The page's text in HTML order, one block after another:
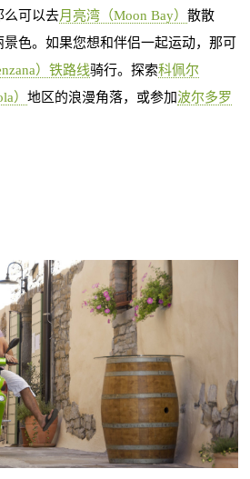
么可以去月亮湾（Moon Bay） 散散
色。如果您想和伴侣一起运动，那可
）铁路线骑行。探索科佩尔
） 地区的浪漫角落，或参加波尔多罗